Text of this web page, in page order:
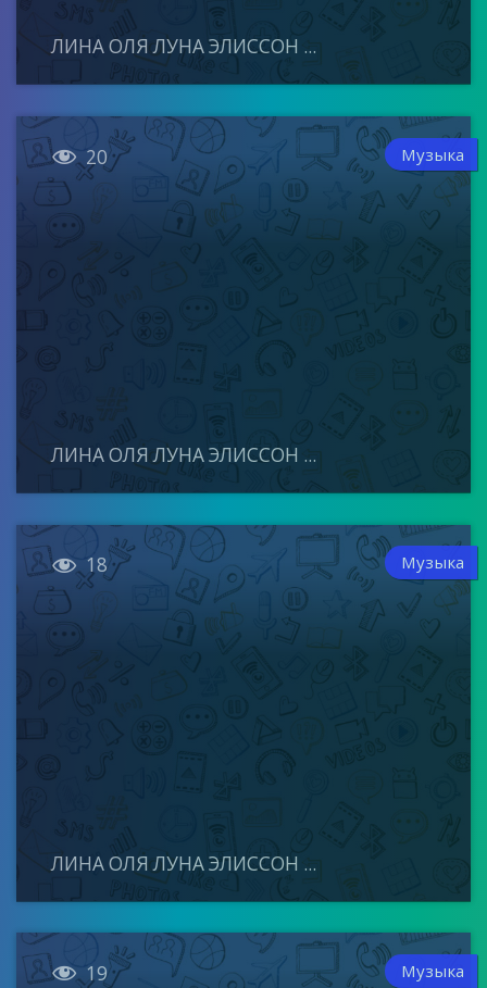
ЛИНА ОЛЯ ЛУНА ЭЛИССОН ...
 20 Музыка
ЛИНА ОЛЯ ЛУНА ЭЛИССОН ...
 18 Музыка
ЛИНА ОЛЯ ЛУНА ЭЛИССОН ...
 19 Музыка